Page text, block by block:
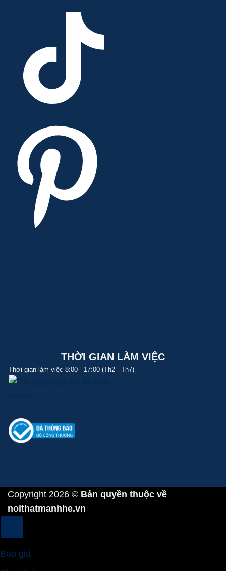
THỜI GIAN LÀM VIỆC
Thời gian làm việc 8:00 - 17:00 (Th2 - Th7)
Copyright 2026 © Bản quyền thuộc về
noithatmanhhe.vn
Báo giá